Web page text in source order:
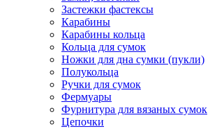
Застежки фастексы
Карабины
Карабины кольца
Кольца для сумок
Ножки для дна сумки (пукли)
Полукольца
Ручки для сумок
Фермуары
Фурнитура для вязаных сумок
Цепочки